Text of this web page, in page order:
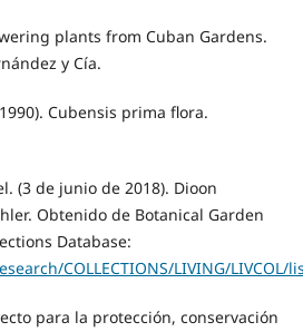
plants from Cuban Gardens.
y Cía.
Cubensis prima flora.
(3 de junio de 2018). Dioon
Obtenido de Botanical Garden
Database:
COLLECTIONS/LIVING/LIVCOL/
para la protección, conservación